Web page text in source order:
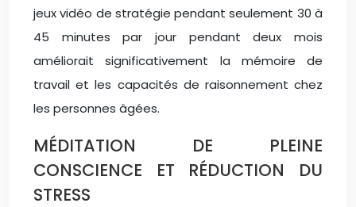
jeux vidéo de stratégie pendant seulement 30 à
45 minutes par jour pendant deux mois
améliorait significativement la mémoire de
travail et les capacités de raisonnement chez
les personnes âgées.
MÉDITATION DE PLEINE
CONSCIENCE ET RÉDUCTION DU
STRESS